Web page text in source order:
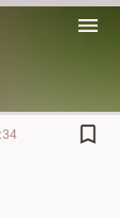
menu
bookmark_border